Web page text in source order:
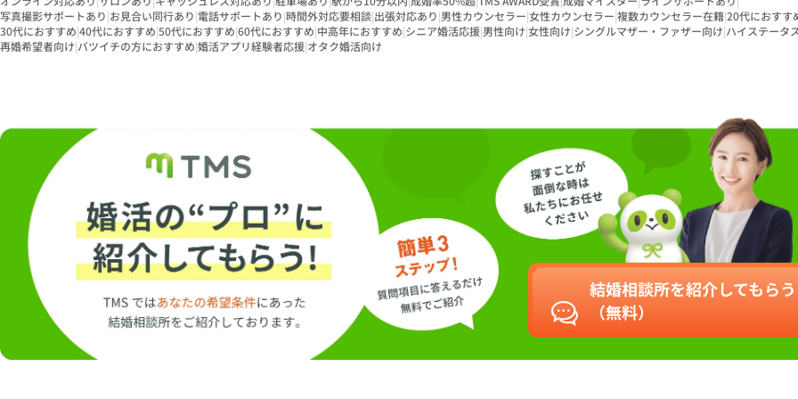
写真撮影サポートあり|お見合い同行あり|電話サポートあり|時間外対応要相談|出張対応あり|男性カウンセラー|女性カウンセラー|複数カウンセラー在籍|20代におすす
30代におすすめ|40代におすすめ|50代におすすめ|60代におすすめ|中高年におすすめ|シニア婚活応援|男性向け|女性向け|シングルマザー・ファザー向け|ハイステータ
再婚希望者向け|バツイチの方におすすめ|婚活アプリ経験者応援|オタク婚活向け
結婚相談所を紹介してもらう
（無料）